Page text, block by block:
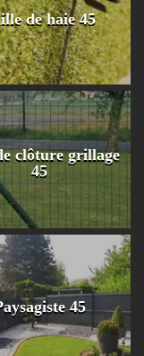
de haie 45
clôture grillage
45
45